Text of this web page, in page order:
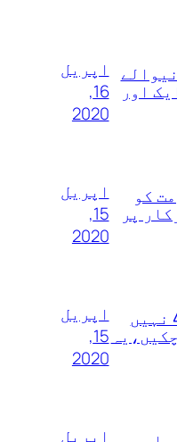
اور
اپریل
16,
2020
کو
پر
اپریل
15,
2020
سندھ میں کرونا سے 41 نہیں
ہو چکیں،یہ
اپریل
15,
2020
اپریل